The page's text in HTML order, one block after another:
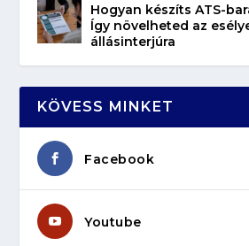
Hogyan készíts ATS-
Így növelheted az
állásinterjúra
KÖVESS MINKET
Facebook
Youtube